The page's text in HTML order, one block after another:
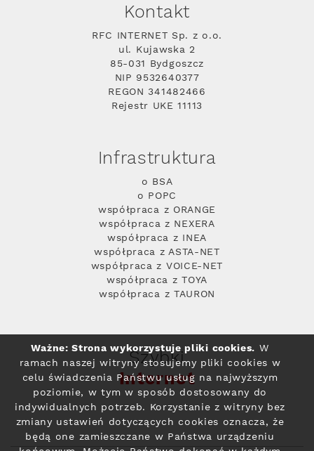
Kontakt
RFC INTERNET Sp. z o.o.
ul. Kujawska 2
85-031 Bydgoszcz
NIP 9532640377
REGON 341482466
Rejestr UKE 11113
Infrastruktura
o BSA
o POPC
współpraca z ORANGE
współpraca z NEXERA
współpraca z INEA
współpraca z ASTA-NET
współpraca z VOICE-NET
współpraca z TOYA
współpraca z TAURON
Szybki
Internet
Ważne: Strona wykorzystuje pliki cookies. W
ramach naszej witryny stosujemy pliki cookies w
celu świadczenia Państwu usług na najwyższym
poziomie, w tym w sposób dostosowany do
indywidualnych potrzeb. Korzystanie z witryny bez
zmiany ustawień dotyczących cookies oznacza, że
będą one zamieszczane w Państwa urządzeniu